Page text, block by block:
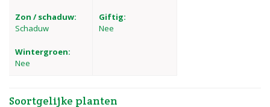
Zon / schaduw:
Schaduw
Wintergroen:
Nee
Giftig:
Nee
Soortgelijke planten